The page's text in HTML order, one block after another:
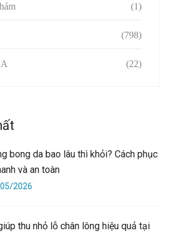
(1)
(798)
(22)
bong da bao lâu thì khỏi? Cách phục
và an toàn
2026
thu nhỏ lỗ chân lông hiệu quả tại